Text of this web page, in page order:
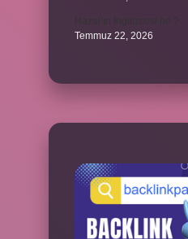
Temmuz 22, 2026